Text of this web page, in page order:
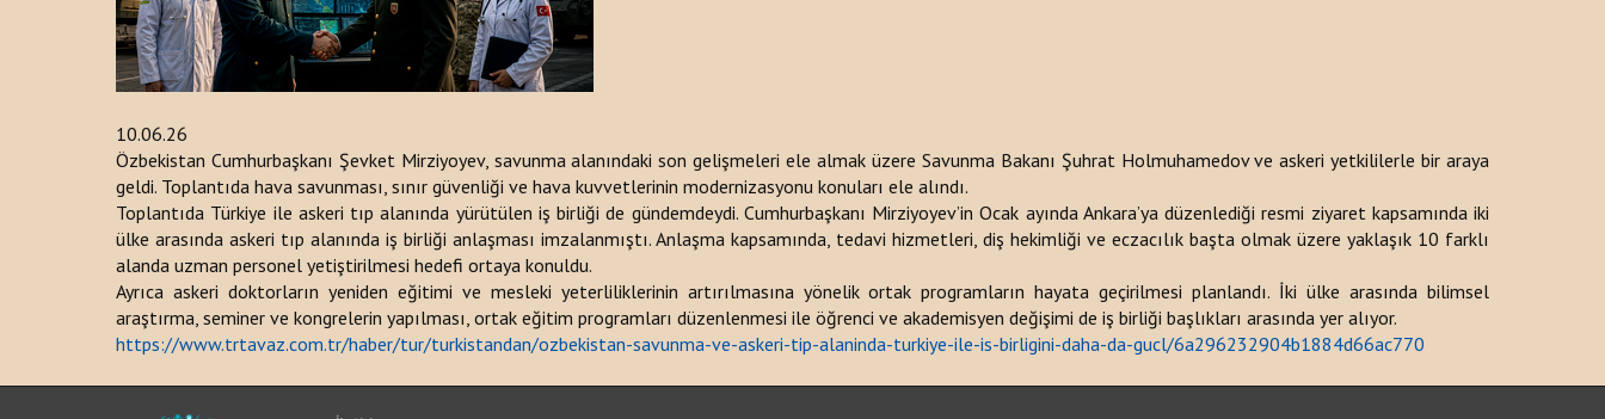
10.06.26
Özbekistan Cumhurbaşkanı Şevket Mirziyoyev, savunma alanındaki son gelişmeleri ele almak üzere Savunma Bakanı Şuhrat Holmuhamedov ve askeri yetkililerle bir araya
geldi. Toplantıda hava savunması, sınır güvenliği ve hava kuvvetlerinin modernizasyonu konuları ele alındı.
Toplantıda Türkiye ile askeri tıp alanında yürütülen iş birliği de gündemdeydi. Cumhurbaşkanı Mirziyoyev’in Ocak ayında Ankara’ya düzenlediği resmi ziyaret kapsamında iki
ülke arasında askeri tıp alanında iş birliği anlaşması imzalanmıştı. Anlaşma kapsamında, tedavi hizmetleri, diş hekimliği ve eczacılık başta olmak üzere yaklaşık 10 farklı
alanda uzman personel yetiştirilmesi hedefi ortaya konuldu.
Ayrıca askeri doktorların yeniden eğitimi ve mesleki yeterliliklerinin artırılmasına yönelik ortak programların hayata geçirilmesi planlandı. İki ülke arasında bilimsel
araştırma, seminer ve kongrelerin yapılması, ortak eğitim programları düzenlenmesi ile öğrenci ve akademisyen değişimi de iş birliği başlıkları arasında yer alıyor.
https://www.trtavaz.com.tr/haber/tur/turkistandan/ozbekistan-savunma-ve-askeri-tip-alaninda-turkiye-ile-is-birligini-daha-da-gucl/6a296232904b1884d66ac770